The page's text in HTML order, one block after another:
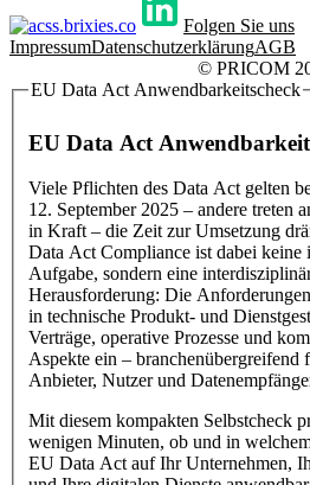
Folgen Sie uns
ImpressumDatenschutzerklärungAGB
© PRICOM
EU Data Act Anwendbarkeitscheck
EU Data Act
Viele Pflichten des Data Act gelten
12. September 2025 – andere treten
in Kraft – die Zeit zur Umsetzung
Data Act Compliance ist dabei keine
Aufgabe, sondern eine
Herausforderung: Die
in technische Produkt- und
Verträge, operative Prozesse und
Aspekte ein – branchenübergreifend
Anbieter, Nutzer und
Mit diesem kompakten Selbstcheck
wenigen Minuten, ob und in
EU Data Act auf Ihr Unternehmen,